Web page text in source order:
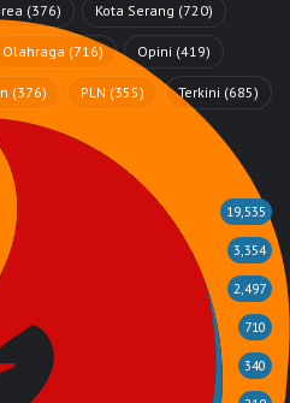
(376) Kota Serang (720)
Olahraga (716) Opini (419)
(376) PLN (355) Terkini (685)
19,535
3,354
2,497
710
340